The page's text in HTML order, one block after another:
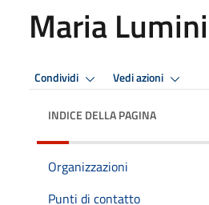
Maria Lumini
Condividi Vedi azioni
INDICE DELLA PAGINA
Organizzazioni
Punti di contatto